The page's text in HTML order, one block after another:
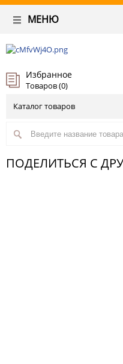
МЕНЮ
Избранное
Товаров (0)
Каталог товаров
ПОДЕЛИТЬСЯ С